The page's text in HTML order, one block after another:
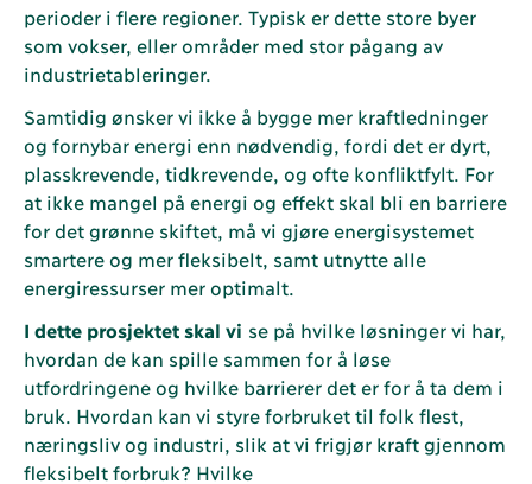
perioder i flere regioner. Typisk er dette store byer
som vokser, eller områder med stor pågang av
industrietableringer.
Samtidig ønsker vi ikke å bygge mer kraftledninger
og fornybar energi enn nødvendig, fordi det er dyrt,
plasskrevende, tidkrevende, og ofte konfliktfylt. For
at ikke mangel på energi og effekt skal bli en barriere
for det grønne skiftet, må vi gjøre energisystemet
smartere og mer fleksibelt, samt utnytte alle
energiressurser mer optimalt.
I dette prosjektet skal vi se på hvilke løsninger vi har,
hvordan de kan spille sammen for å løse
utfordringene og hvilke barrierer det er for å ta dem i
bruk. Hvordan kan vi styre forbruket til folk flest,
næringsliv og industri, slik at vi frigjør kraft gjennom
fleksibelt forbruk? Hvilke